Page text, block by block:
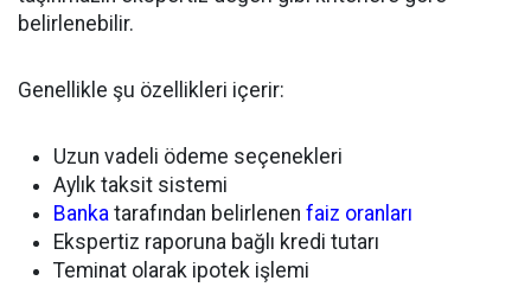
belirlenebilir.
Genellikle şu özellikleri içerir:
Uzun vadeli ödeme seçenekleri
Aylık taksit sistemi
Banka tarafından belirlenen faiz oranları
Ekspertiz raporuna bağlı kredi tutarı
Teminat olarak ipotek işlemi